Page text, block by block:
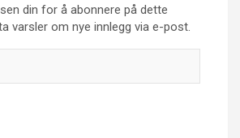
din for å abonnere på dette
varsler om nye innlegg via e-post.